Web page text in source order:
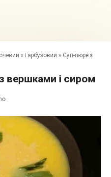
» Гарбузовий » Суп-пюре з
вершками і сиром